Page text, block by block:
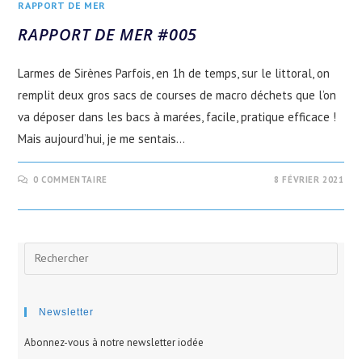
RAPPORT DE MER
RAPPORT DE MER #005
Larmes de Sirènes Parfois, en 1h de temps, sur le littoral, on
remplit deux gros sacs de courses de macro déchets que l’on
va déposer dans les bacs à marées, facile, pratique efficace !
Mais aujourd’hui, je me sentais…
0 COMMENTAIRE 8 FÉVRIER 2021
Rechercher
sur
siteNewsletter
Abonnez-vous à notre newsletter iodée